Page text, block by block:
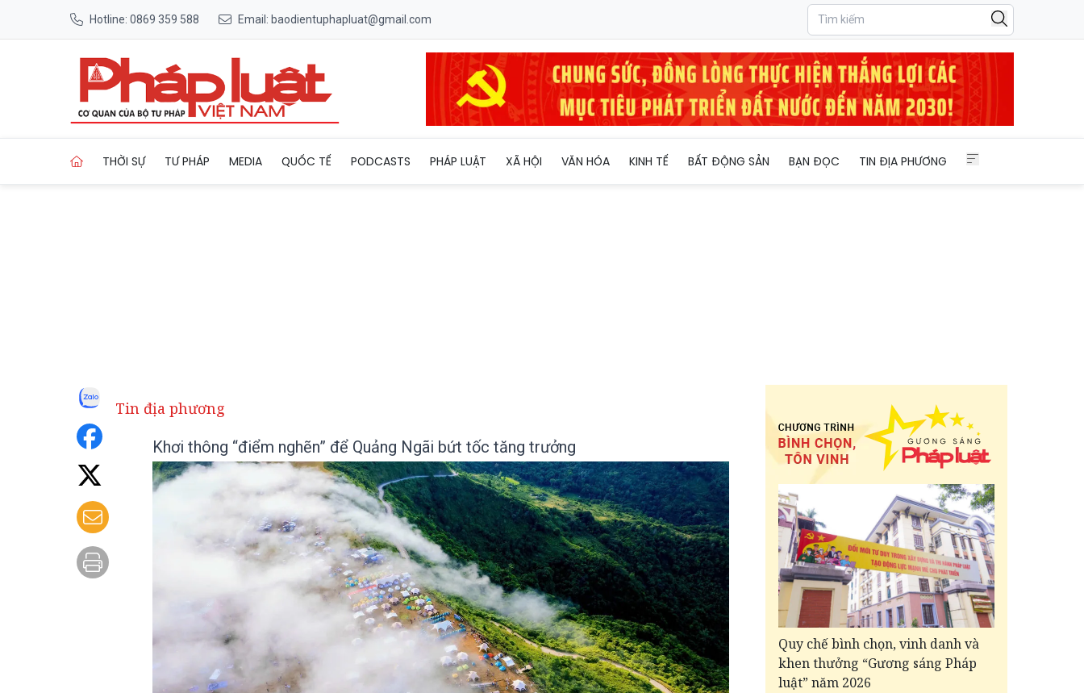
Hotline: 0869 359 588 Email: baodientuphapluat@gmail.com
THỜI SỰ TƯ PHÁP MEDIA QUỐC TẾ PODCASTS PHÁP LUẬT XÃ HỘI VĂN HÓA KINH TẾ BẤT ĐỘNG SẢN BẠN ĐỌC TIN ĐỊA PHƯƠNG
Tin địa phương
Khơi thông “điểm nghẽn” để Quảng Ngãi bứt tốc tăng trưởng
Quy chế bình chọn, vinh danh và
khen thưởng “Gương sáng Pháp
luật” năm 2026